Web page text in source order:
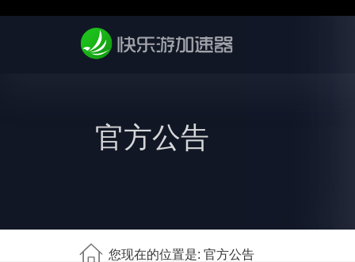
官方公告
您现在的位置是: 官方公告